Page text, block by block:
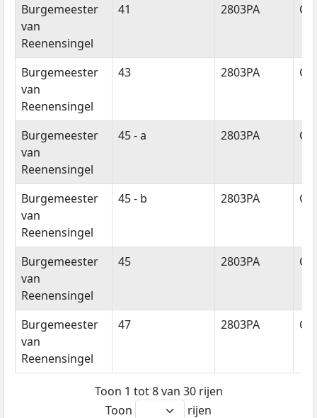
Burgemeester
van
Reenensingel
41 2803PA
Burgemeester
van
Reenensingel
43 2803PA
Burgemeester
van
Reenensingel
45 - a 2803PA
Burgemeester
van
Reenensingel
45 - b 2803PA
Burgemeester
van
Reenensingel
45 2803PA
Burgemeester
van
Reenensingel
47 2803PA
Toon 1 tot 8 van 30 rijen
Toon
rijen